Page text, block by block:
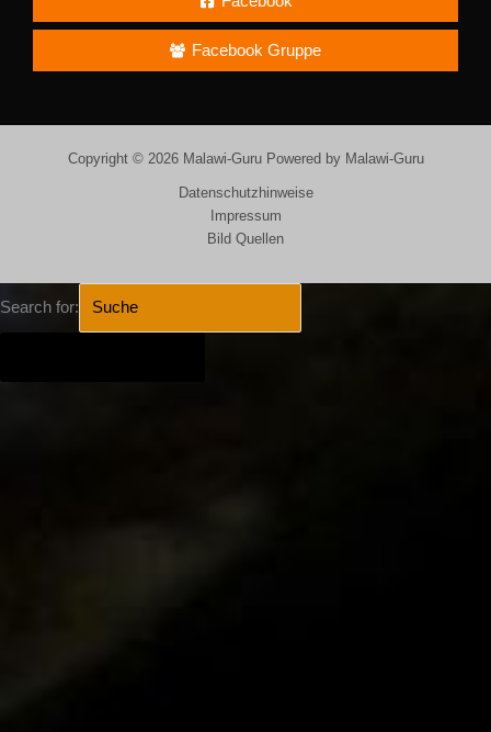
Facebook Gruppe
Copyright © 2026 Malawi-Guru Powered by Malawi-Guru
Datenschutzhinweise
Impressum
Bild Quellen
Search for: